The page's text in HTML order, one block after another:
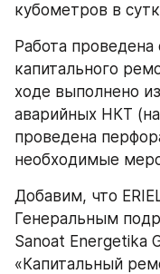
кубометров в
Работа
капитального
ходе выполнено
аварийных НКТ
проведена
необходимые
Добавим, что
Генеральным
Sanoat Energetika
«Капитальный